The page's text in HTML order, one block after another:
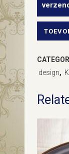
Retro
in
blauw
design,